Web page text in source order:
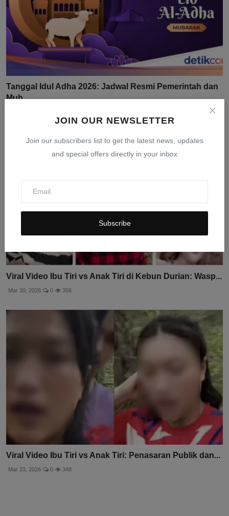
JOIN OUR NEWSLETTER
Join our subscribers list to get the latest news, updates
and special offers directly in your inbox
Subscribe
Tanggal Idul Adha 2026: Jadwal Resmi Pemerintah dan
Muh...
Viral Video Ibu Tiri vs Anak Tiri di Kebun Durian: Wasp...
Mar 30, 2026 0 356
Viral Video Ibu Tiri vs Anak Tiri: Penasaran Publik dan...
Mar 23, 2026 0 348